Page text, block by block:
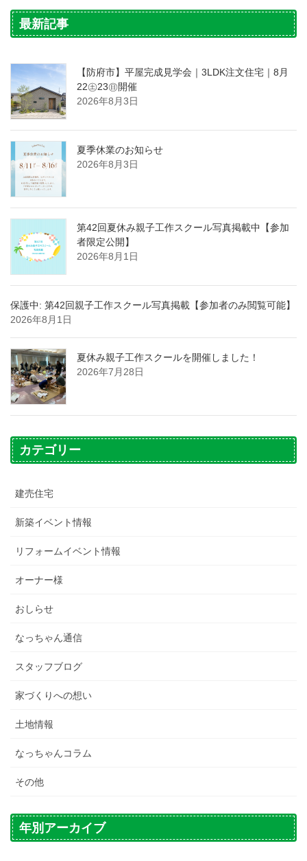
最新記事
【防府市】平屋完成見学会｜3LDK注文住宅｜8月
22㊏23㊐開催
2026年8月3日
夏季休業のお知らせ
2026年8月3日
第42回夏休み親子工作スクール写真掲載中【参加
者限定公開】
2026年8月1日
保護中: 第42回親子工作スクール写真掲載【参加者のみ閲覧可能】
2026年8月1日
夏休み親子工作スクールを開催しました！
2026年7月28日
カテゴリー
建売住宅
新築イベント情報
リフォームイベント情報
オーナー様
おしらせ
なっちゃん通信
スタッフブログ
家づくりへの想い
土地情報
なっちゃんコラム
その他
年別アーカイブ